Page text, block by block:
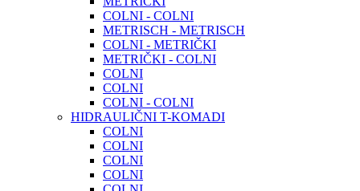
COLNI - COLNI
METRISCH - METRISCH
COLNI - METRIČKI
METRIČKI - COLNI
COLNI
COLNI
COLNI - COLNI
HIDRAULIČNI T-KOMADI
COLNI
COLNI
COLNI
COLNI